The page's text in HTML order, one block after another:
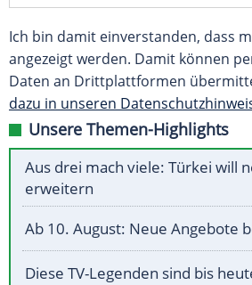
Ich bin damit einverstanden, dass
angezeigt werden. Damit können
Daten an Drittplattformen
dazu in unseren
Unsere Themen-Highlights
Aus drei mach viele: Türkei will
erweitern
Ab 10. August: Neue Angebote
Diese TV-Legenden sind bis